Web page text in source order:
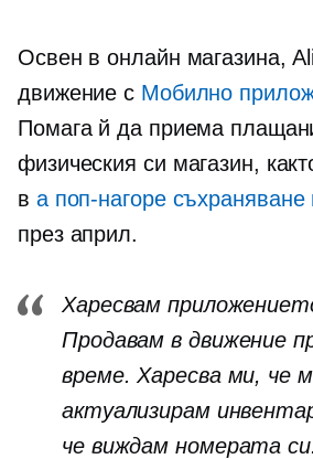
Освен в онлайн магазина,
движение с Мобилно
Помага й да приема
физическия си магазин,
в a поп-нагоресъхраняване
през април.
Харесвам
Продавам в движение
време. Харесва ми, че
актуализирам
че виждам номерата си.